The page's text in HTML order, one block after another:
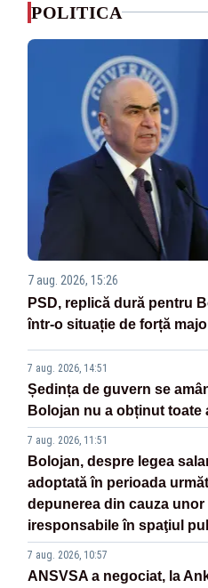
POLITICA
7 aug. 2026, 15:26
PSD, replică dură pentru
într-o situație de forță
7 aug. 2026, 14:51
Ședința de guvern se
Bolojan nu a obținut toate
7 aug. 2026, 11:51
Bolojan, despre legea
adoptată în perioada
depunerea din cauza
iresponsabile în spaţiul
7 aug. 2026, 10:57
ANSVSA a negociat, la